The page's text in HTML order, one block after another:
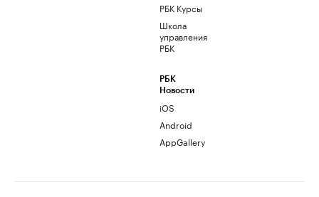
РБК Курсы
Школа
управления
РБК
РБК
Новости
iOS
Android
AppGallery